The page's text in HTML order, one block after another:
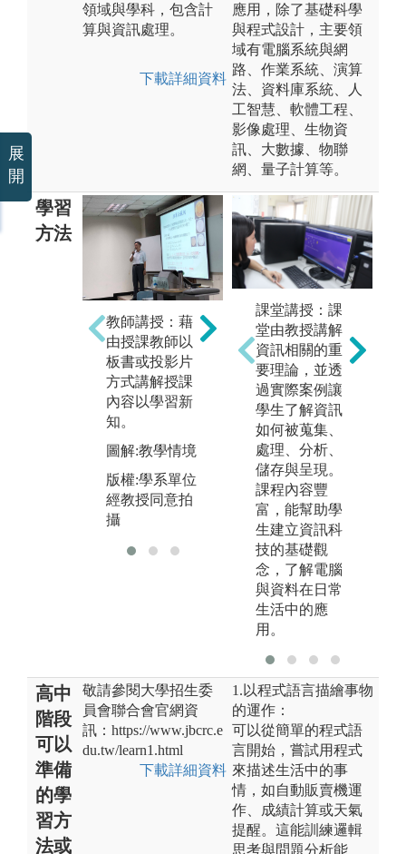
領域與學科，包含計
算與資訊處理。
下載詳細資料
應用，除了基礎科學
與程式設計，主要領
域有電腦系統與網
路、作業系統、演算
法、資料庫系統、人
工智慧、軟體工程、
影像處理、生物資
訊、大數據、物聯
網、量子計算等。
學習
方法
教師講授：藉
由授課教師以
板書或投影片
方式講解授課
內容以學習新
知。
圖解:教學情境
版權:學系單位
經教授同意拍
攝
分組討論：針
對特定議題進
行分組討論，
訓練邏輯分析
與團隊溝通的
能力。
圖解:學生討論
情境
版權:學系單位
經同學同意拍
攝
課堂講授：課
堂由教授講解
資訊相關的重
要理論，並透
過實際案例讓
學生了解資訊
如何被蒐集、
處理、分析、
儲存與呈現。
課程內容豐
富，能幫助學
生建立資訊科
技的基礎觀
念，了解電腦
與資料在日常
生活中的應
用。
高中
階段
可以
準備
的學
習方
法或
敬請參閱大學招生委
員會聯合會官網資
訊：https://www.jbcrc.e
du.tw/learn1.html
下載詳細資料
1.以程式語言描繪事物
的運作：
可以從簡單的程式語
言開始，嘗試用程式
來描述生活中的事
情，如自動販賣機運
作、成績計算或天氣
提醒。這能訓練邏輯
思考與問題分析能
展
開